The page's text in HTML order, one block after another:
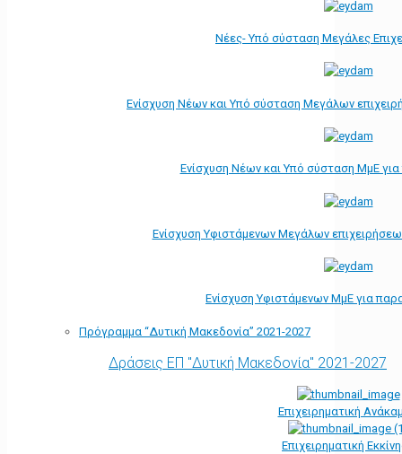
Νέες- Υπό σύσταση Μεγάλες
Ενίσχυση Νέων και Υπό σύσταση Μεγάλων
Ενίσχυση Νέων και Υπό σύσταση ΜμΕ
Ενίσχυση Υφιστάμενων Μεγάλων
Ενίσχυση Υφιστάμενων ΜμΕ για
Πρόγραμμα “Δυτική Μακεδονία” 2021-2027
Δράσεις ΕΠ "Δυτική Μακεδονία" 2021-2027
Επιχειρηματική
Επιχειρηματική